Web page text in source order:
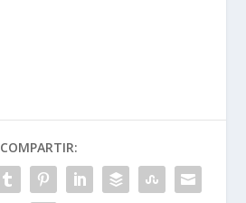
COMPARTIR: